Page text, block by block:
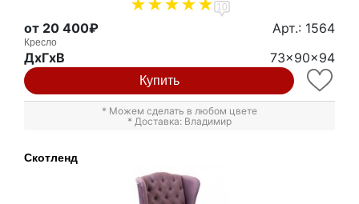
10
от 20 400₽ Арт.: 1564
Кресло
ДxГxВ 73x90x94
Купить
* Можем сделать в любом цвете
* Доставка: Владимир
Скотленд